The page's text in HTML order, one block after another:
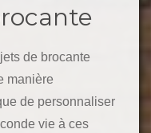
de brocante
manière
de personnaliser
vie à ces